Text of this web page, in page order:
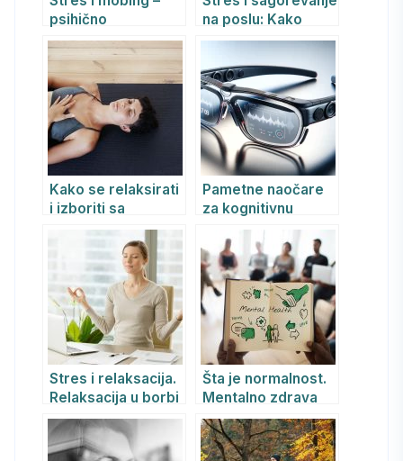
psihično
zlostavljanje na
radnom mestu
na poslu: Kako
prepoznati i
prevazići sindrom
sagorevanja,
tehnike za
upravljanje
stresom, balans
između poslovnog i
privatnog života
Kako se relaksirati
i izboriti sa
stresom?
Pametne naočare
za kognitivnu
podršku
Stres i relaksacija.
Relaksacija u borbi
protiv stresa
Šta je normalnost.
Mentalno zdrava
osoba.